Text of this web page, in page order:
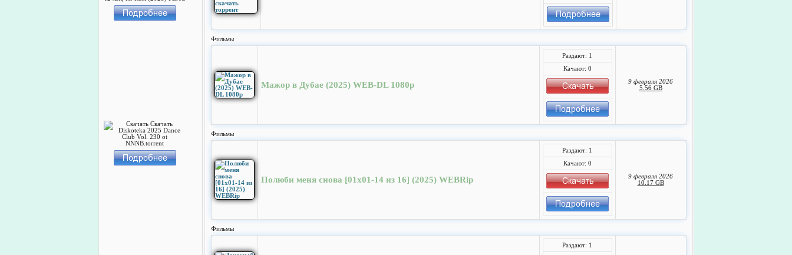
Фильмы
Мажор в Дубае (2025) WEB-DL 1080p
Раздают: 1
Качают: 0
9 февраля 2026
5.56 GB
Фильмы
Полюби меня снова [01x01-14 из 16] (2025) WEBRip
Раздают: 1
Качают: 0
9 февраля 2026
10.17 GB
Фильмы
Раздают: 1